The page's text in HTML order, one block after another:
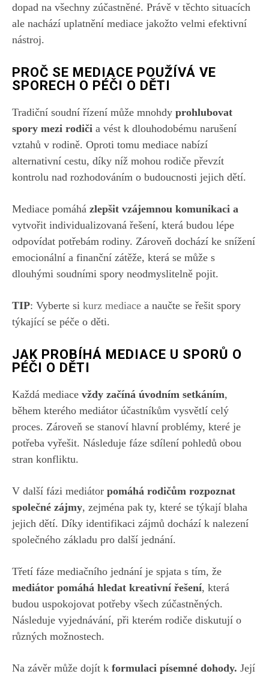
dopad na všechny zúčastněné. Právě v těchto situacích
ale nachází uplatnění mediace jakožto velmi efektivní
nástroj.
PROČ SE MEDIACE POUŽÍVÁ VE
SPORECH O PÉČI O DĚTI
Tradiční soudní řízení může mnohdy prohlubovat
spory mezi rodiči a vést k dlouhodobému narušení
vztahů v rodině. Oproti tomu mediace nabízí
alternativní cestu, díky níž mohou rodiče převzít
kontrolu nad rozhodováním o budoucnosti jejich dětí.
Mediace pomáhá zlepšit vzájemnou komunikaci a
vytvořit individualizovaná řešení, která budou lépe
odpovídat potřebám rodiny. Zároveň dochází ke snížení
emocionální a finanční zátěže, která se může s
dlouhými soudními spory neodmyslitelně pojit.
TIP: Vyberte si kurz mediace a naučte se řešit spory
týkající se péče o děti.
JAK PROBÍHÁ MEDIACE U SPORŮ O
PÉČI O DĚTI
Každá mediace vždy začíná úvodním setkáním,
během kterého mediátor účastníkům vysvětlí celý
proces. Zároveň se stanoví hlavní problémy, které je
potřeba vyřešit. Následuje fáze sdílení pohledů obou
stran konfliktu.
V další fázi mediátor pomáhá rodičům rozpoznat
společné zájmy, zejména pak ty, které se týkají blaha
jejich dětí. Díky identifikaci zájmů dochází k nalezení
společného základu pro další jednání.
Třetí fáze mediačního jednání je spjata s tím, že
mediátor pomáhá hledat kreativní řešení, která
budou uspokojovat potřeby všech zúčastněných.
Následuje vyjednávání, při kterém rodiče diskutují o
různých možnostech.
Na závěr může dojít k formulaci písemné dohody. Její